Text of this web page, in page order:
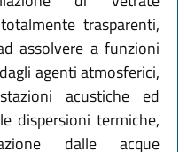
trasparenti,
assolvere a funzioni
agenti atmosferici,
acustiche ed
dispersioni termiche,
dalle acque